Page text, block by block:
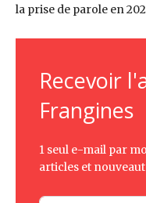
la prise de parole en
Recevoir
Frangines
1 seul e-mail par
articles et